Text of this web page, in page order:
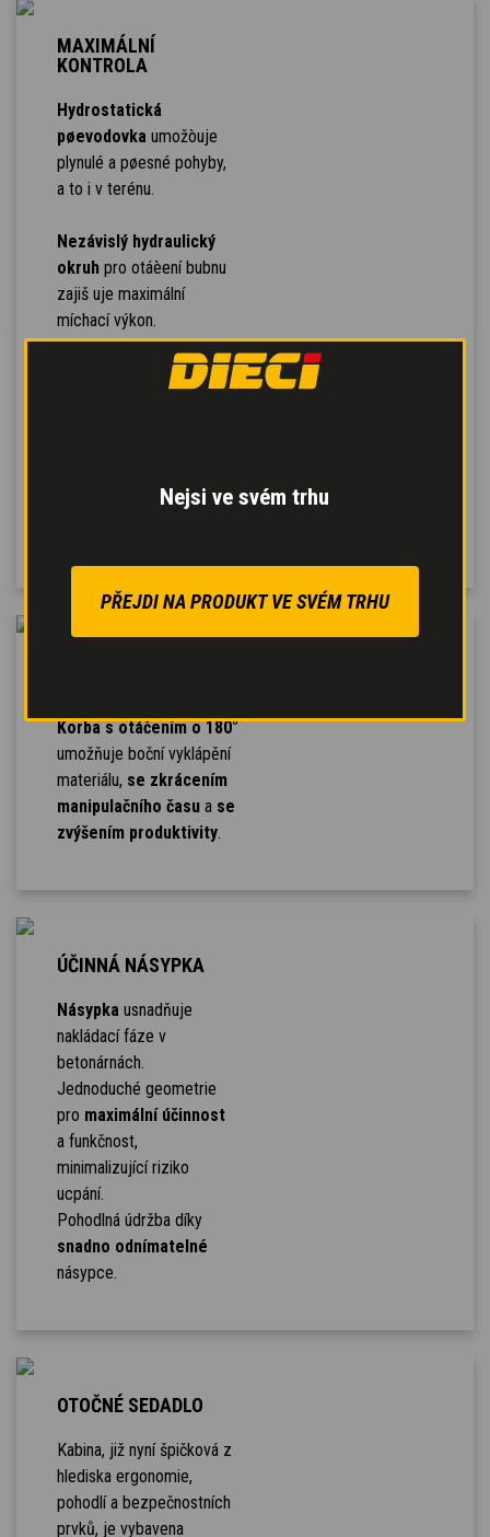
Nejsi ve svém trhu
PŘEJDI NA PRODUKT VE SVÉM TRHU
MAXIMÁLNÍ
KONTROLA
Hydrostatická
pøevodovka umožòuje
plynulé a pøesné pohyby,
a to i v terénu.
Nezávislý hydraulický
okruhpro otáèení bubnu
zajiš uje maximální
míchací výkon.
pro
brzdìní s menší silou na
Korba s otáčením o 180°
umožňuje boční vyklápění
materiálu, se zkrácením
manipulačního časua se
zvýšením produktivity.
ÚČINNÁ NÁSYPKA
Násypka usnadňuje
nakládací fáze v
betonárnách.
Jednoduché geometrie
pro maximální účinnost
a funkčnost,
minimalizující riziko
ucpání.
Pohodlná údržba díky
snadno odnímatelné
násypce.
OTOČNÉ SEDADLO
Kabina, již nyní špičková z
hlediska ergonomie,
pohodlí a bezpečnostních
prvků, je vybavena